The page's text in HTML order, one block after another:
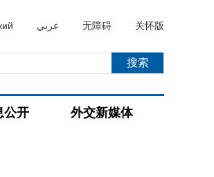
عربي 无障碍 关怀版
公开 外交新媒体